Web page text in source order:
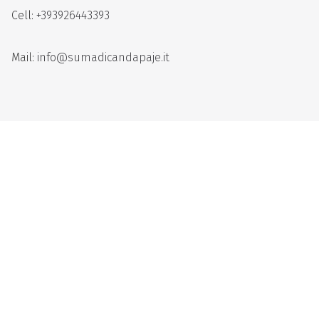
Cell: +393926443393
Mail: info@sumadicandapaje.it